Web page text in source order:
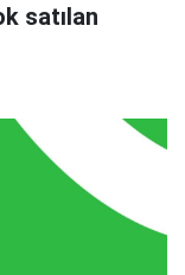
satılan